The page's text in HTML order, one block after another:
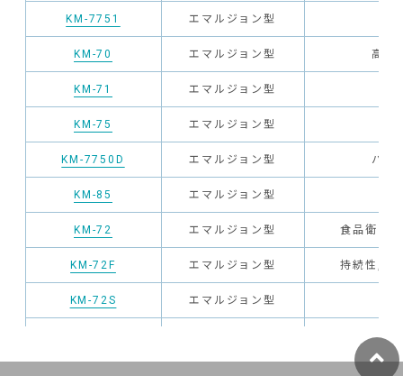
KM-7751 エマルジョン型
KM-70 エマルジョン型 高温
KM-71 エマルジョン型
KM-75 エマルジョン型
KM-7750D エマルジョン型 バラ
KM-85 エマルジョン型
KM-72 エマルジョン型 食品衛生
KM-72F エマルジョン型 持続性, 食
KM-72S エマルジョン型
持
食品衛生法対